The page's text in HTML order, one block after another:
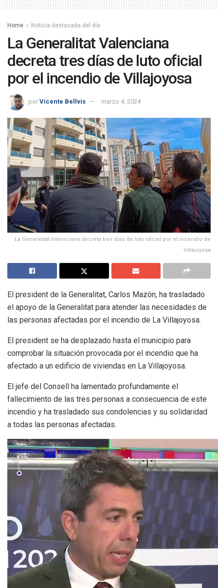
Home Noticia destacada del día
La Generalitat Valenciana
decreta tres días de luto oficial
por el incendio de Villajoyosa
por Vicente Bellvis marzo 4, 2024
La Generalitat Valenciana decreta tres días de luto oficial por el incendio de
Villajoyosa
El president de la Generalitat, Carlos Mazón, ha trasladado
el apoyo de la Generalitat para atender las necesidades de
las personas afectadas por el incendio de La Villajoyosa.
El president se ha desplazado hasta el municipio para
comprobar la situación provocada por el incendio que ha
afectado a un edificio de viviendas en La Villajoyosa.
El jefe del Consell ha lamentado profundamente el
fallecimiento de las tres personas a consecuencia de este
incendio y ha trasladado sus condolencias y su solidaridad
a todas las personas afectadas.